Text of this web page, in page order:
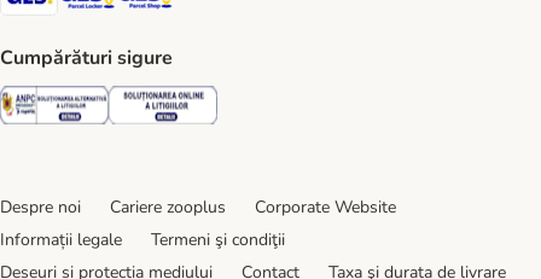
Cumpărături sigure
Security Security
Despre noi Cariere zooplus
Corporate Website
Informații legale
Termeni şi condiţii
Deșeuri și protecția mediului
Contact Taxa şi durata de livrare